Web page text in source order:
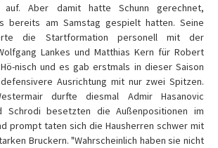
auf. Aber damit hatte Schunn gerechnet,
bereits am Samstag gespielt hatten. Seine
die Startformation personell mit der
Lankes und Matthias Kern für Robert
nisch und es gab erstmals in dieser Saison
Ausrichtung mit nur zwei Spitzen.
durfte diesmal Admir Hasanovic
Schrodi besetzten die Außenpositionen im
prompt taten sich die Hausherren schwer mit
Bruckern. "Wahrscheinlich haben sie nicht